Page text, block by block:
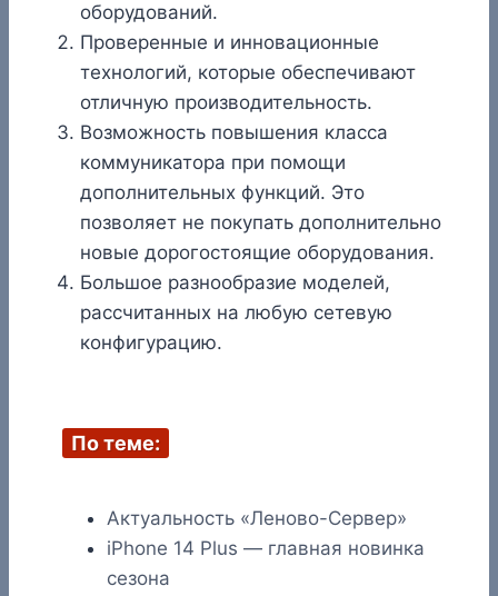
оборудований.
Проверенные и инновационные
технологий, которые обеспечивают
отличную производительность.
Возможность повышения класса
коммуникатора при помощи
дополнительных функций. Это
позволяет не покупать дополнительно
новые дорогостоящие оборудования.
Большое разнообразие моделей,
рассчитанных на любую сетевую
конфигурацию.
По теме:
Актуальность «Леново-Сервер»
iPhone 14 Plus — главная новинка
сезона